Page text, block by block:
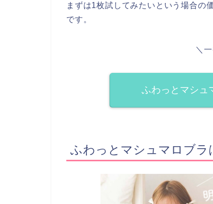
まずは1枚試してみたいという場合の
です。
＼
ふわっとマシュ
ふわっとマシュマロブ